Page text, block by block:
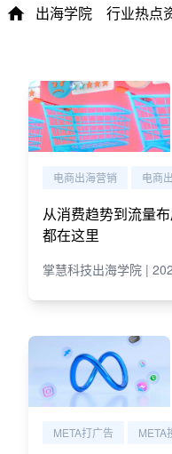
出海学院 行业热点
电商出海营销 电商
从消费趋势到流量
都在这里
掌慧科技出海学院 |
META打广告 META